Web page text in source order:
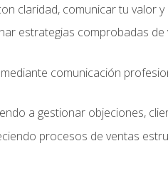
claridad, comunicar tu valor
estrategias comprobadas
comunicación
a gestionar objeciones,
procesos de ventas